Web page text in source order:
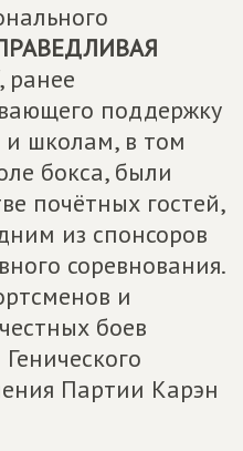
, ранее
поддержку
школам, в том
бокса, были
почётных гостей,
из спонсоров
соревнования.
и
боев
Партии Карэн